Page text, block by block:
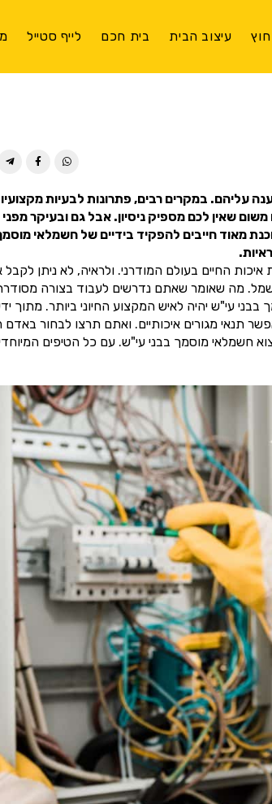
עיצוב הבית בית חכם לייף סטייל
עליהם. במקרים רבים, פתרונות לבעיות
שאין לכם מספיק ניסיון. אבל גם ובעיקר
מאוד חייבים להפקיד בידיים של חשמלאי
החיים בעולם המודרני. ולראיה, לא ניתן לקבל
מה שאומר שאתם נדרשים לעבוד בצורה
עי"ש יהיה לאיש המקצוע החיוני ביותר. מתוך
מגורים איכותיים. ואתם תרצו לבחור באדם
חשמלאי מוסמך בבני עי"ש. עם כל הטיפים